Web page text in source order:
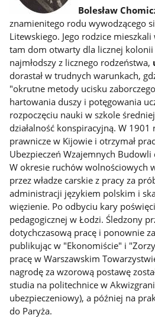
Bolesław
znamienitego rodu wywodzącego
Litewskiego. Jego rodzice
tam dom otwarty dla licznej kolonii
najmłodszy z licznego rodzeństwa,
dorastał w trudnych warunkach,
"okrutne metody ucisku
hartowania duszy i potęgowania
rozpoczęciu nauki w szkole
działalność konspiracyjną. W 1901
prawnicze w Kijowie i otrzymał
Ubezpieczeń Wzajemnych
W okresie ruchów wolnościowych
przez władze carskie z pracy za
administracji językiem polskim i
więzienie. Po odbyciu kary
pedagogicznej w Łodzi. Śledzony
dotychczasową pracę i ponownie
publikując w "Ekonomiście" i
pracę w Warszawskim
nagrodę za wzorową postawę
studia na politechnice w
ubezpieczeniowy), a później na
do Paryża.